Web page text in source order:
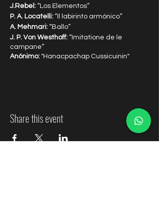
J.Rebel: “Los Elementos”
P. A. Locatelli: “Il labirinto armónico”
A. Mehmari: “Ballo”
J. P. Von Westhoff: “Imitatione de le
campane”
Anónimo: "Hanacpachap Cussicuinin"
Share this event